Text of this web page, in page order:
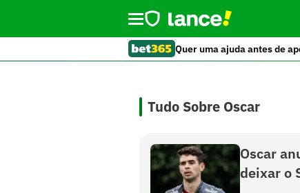
Quer uma ajuda antes de
Tudo Sobre Oscar
Oscar
deixar o